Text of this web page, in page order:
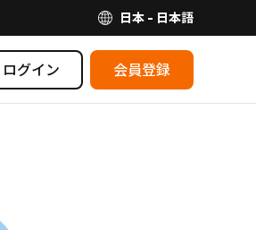
日本 - 日本語
ログイン 会員登録